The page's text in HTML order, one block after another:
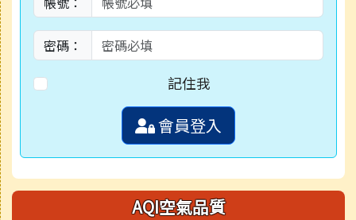
密碼：
記住我
會員登入
AQI空氣品質